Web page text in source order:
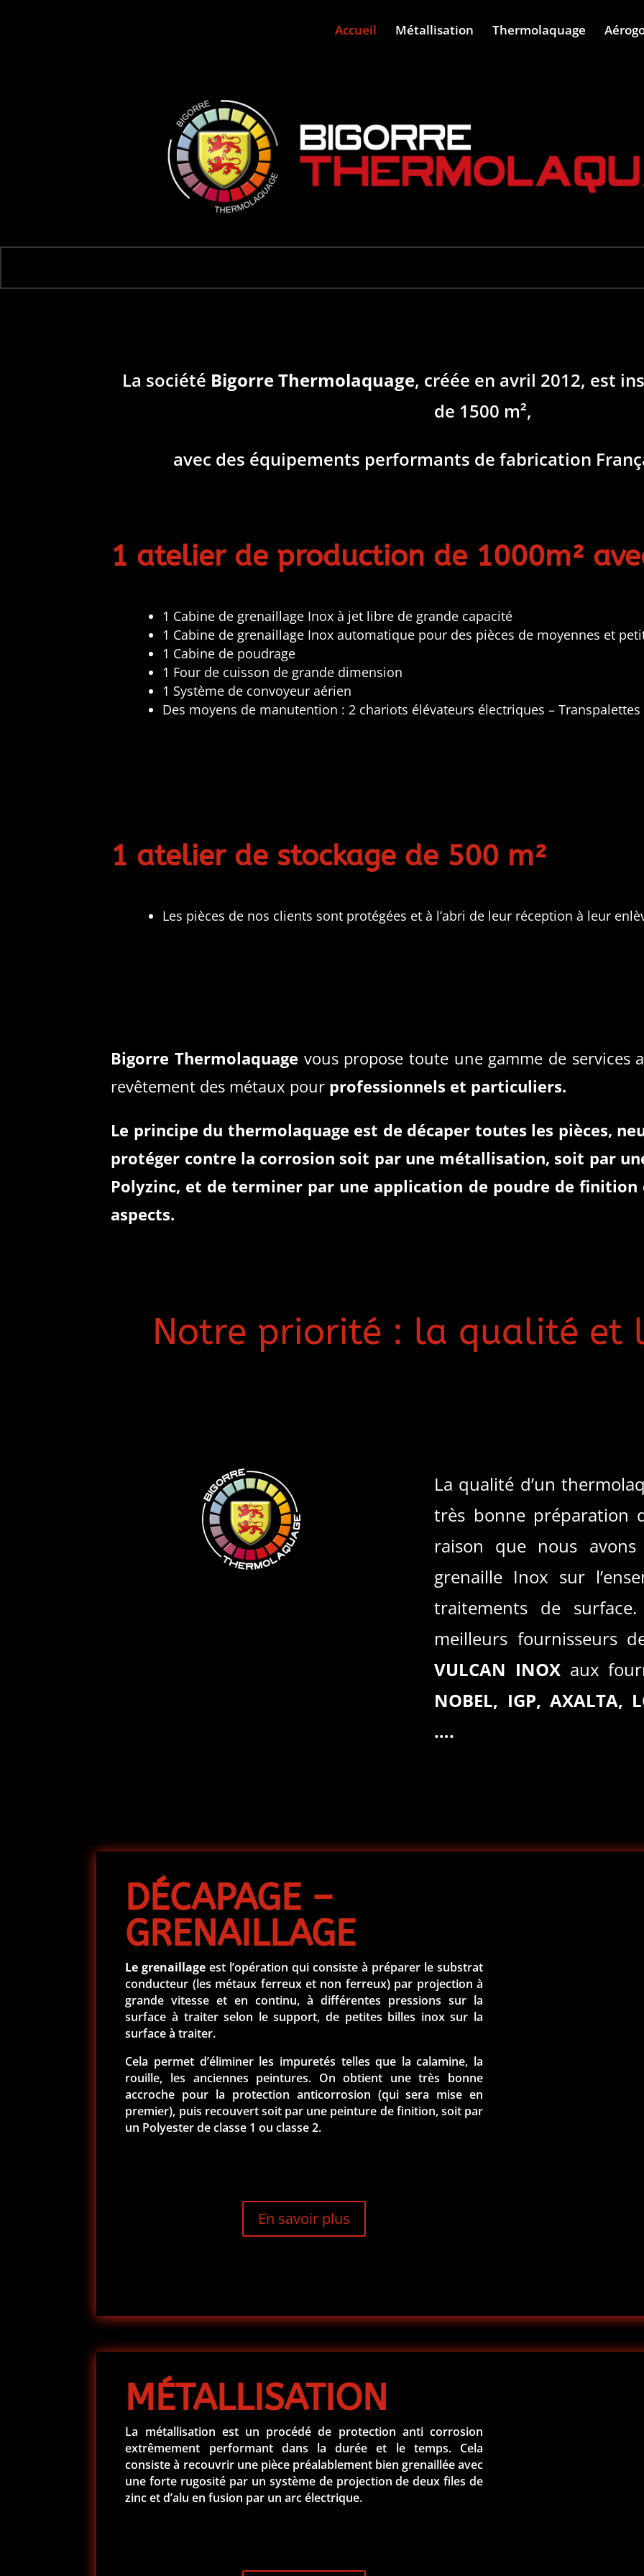
Accueil Métallisation Thermolaquage
La société Bigorre Thermolaquage, créée en avril 2012, est
de 1500 m²,
avec des équipements performants de fabrication
1 atelier de production de 1000m²
1 Cabine de grenaillage Inox à jet libre de grande capacité
1 Cabine de grenaillage Inox automatique pour des pièces de moyennes et
1 Cabine de poudrage
1 Four de cuisson de grande dimension
1 Système de convoyeur aérien
Des moyens de manutention : 2 chariots élévateurs électriques – Transpalettes
1 atelier de stockage de 500 m²
Les pièces de nos clients sont protégées et à l’abri de leur réception à leur
Bigorre Thermolaquage vous propose toute une gamme de
revêtement des métaux pour professionnels et particuliers.
Le principe du thermolaquage est de décaper toutes les pièces,
protéger contre la corrosion soit par une métallisation, soit par
Polyzinc, et de terminer par une application de poudre de
aspects.
Notre priorité : la qualité et
La qualité d’un
très bonne préparation
raison que nous
grenaille Inox sur
traitements de
meilleurs fournisseurs
VULCAN INOX aux
NOBEL, IGP, AXALTA,
….
DÉCAPAGE –
GRENAILLAGE
Le grenaillage est l’opération qui consiste à préparer le substrat
conducteur (les métaux ferreux et non ferreux) par projection à
grande vitesse et en continu, à différentes pressions sur la
surface à traiter selon le support, de petites billes inox sur la
surface à traiter.
Cela permet d’éliminer les impuretés telles que la calamine, la
rouille, les anciennes peintures. On obtient une très bonne
accroche pour la protection anticorrosion (qui sera mise en
premier), puis recouvert soit par une peinture de finition, soit par
un Polyester de classe 1 ou classe 2.
En savoir plus
MÉTALLISATION
La métallisation est un procédé de protection anti corrosion
extrêmement performant dans la durée et le temps. Cela
consiste à recouvrir une pièce préalablement bien grenaillée avec
une forte rugosité par un système de projection de deux files de
zinc et d’alu en fusion par un arc électrique.